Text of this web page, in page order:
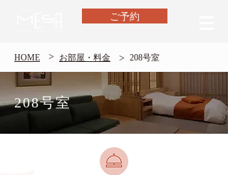
ご予約
HOME > ​お部屋・料金 > 208号室
208号室